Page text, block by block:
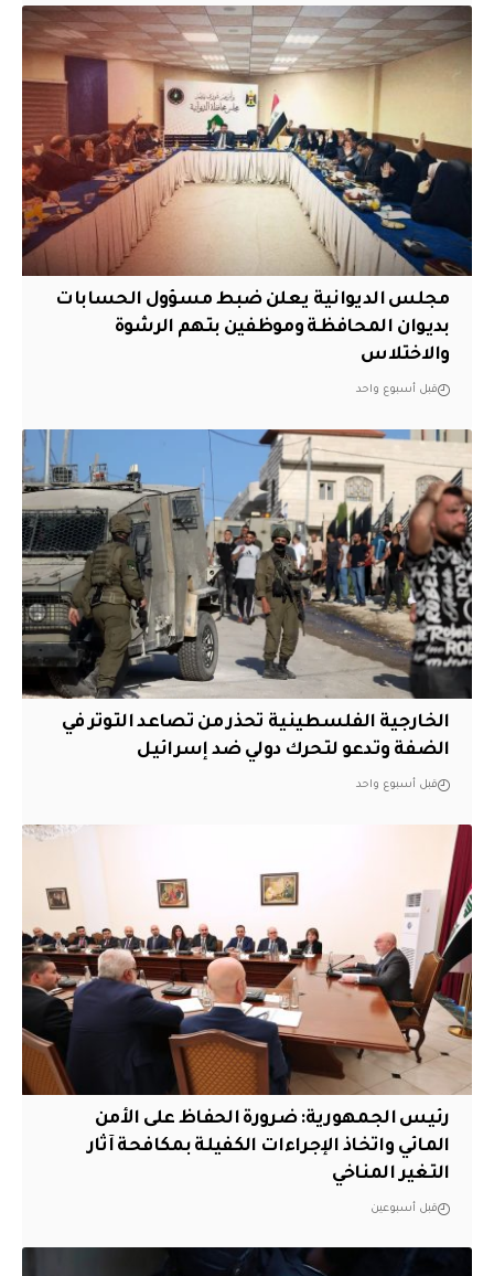
مجلس الديوانية يعلن ضبط مسؤول الحسابات
بديوان المحافظة وموظفين بتهم الرشوة
والاختلاس
قبل أسبوع واحد
الخارجية الفلسطينية تحذر من تصاعد التوتر في
الضفة وتدعو لتحرك دولي ضد إسرائيل
قبل أسبوع واحد
رئيس الجمهورية: ضرورة الحفاظ على الأمن
المائي واتخاذ الإجراءات الكفيلة بمكافحة آثار
التغير المناخي
قبل أسبوعين